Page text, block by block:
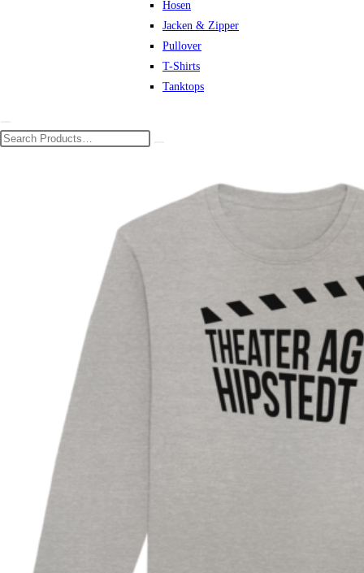
Hosen
Jacken & Zipper
Pullover
T-Shirts
Tanktops